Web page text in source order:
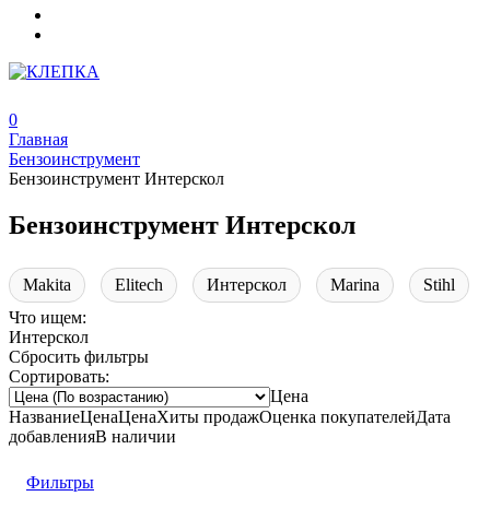
0
Главная
Бензоинструмент
Бензоинструмент Интерскол
Бензоинструмент Интерскол
Makita Elitech Интерскол Marina
Stihl
Что ищем:
Интерскол
Сбросить фильтры
Сортировать:
Цена
НазваниеЦенаЦенаХиты продажОценка покупателейДата
добавленияВ наличии
Фильтры